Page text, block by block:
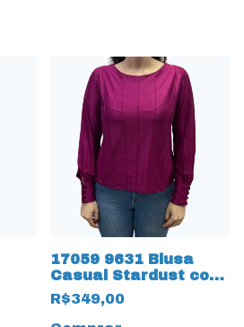
17059 9631 Blusa
Casual Stardust com
vernura na frente
Fucsia
R$349,00